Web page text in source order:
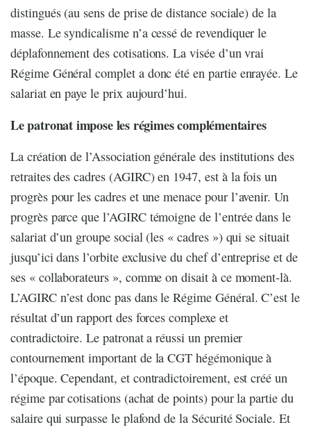
distingués (au sens de prise de distance sociale) de la
masse. Le syndicalisme n’a cessé de revendiquer le
déplafonnement des cotisations. La visée d’un vrai
Régime Général complet a donc été en partie enrayée. Le
salariat en paye le prix aujourd’hui.
Le patronat impose les régimes complémentaires
La création de l’Association générale des institutions des
retraites des cadres (AGIRC) en 1947, est à la fois un
progrès pour les cadres et une menace pour l’avenir. Un
progrès parce que l’AGIRC témoigne de l’entrée dans le
salariat d’un groupe social (les « cadres ») qui se situait
jusqu’ici dans l’orbite exclusive du chef d’entreprise et de
ses « collaborateurs », comme on disait à ce moment-là.
L’AGIRC n’est donc pas dans le Régime Général. C’est le
résultat d’un rapport des forces complexe et
contradictoire. Le patronat a réussi un premier
contournement important de la CGT hégémonique à
l’époque. Cependant, et contradictoirement, est créé un
régime par cotisations (achat de points) pour la partie du
salaire qui surpasse le plafond de la Sécurité Sociale. Et